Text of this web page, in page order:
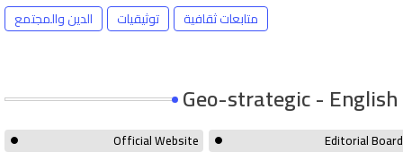
الدين والمجتمع توثيقيات متابعات ثقافية
Geo-strategic - English
Official Website
Editorial Board